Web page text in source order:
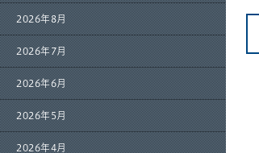
2026年8月
2026年7月
2026年6月
2026年5月
2026年4月